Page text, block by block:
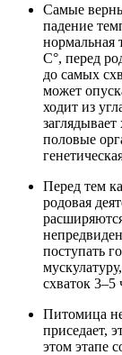
Самые
падение
нормальная
С°, перед
до самых
может
ходит из
половые
Перед тем
родовая
поступать
схваток 3–5
Питомица
приседает,
этом этапе